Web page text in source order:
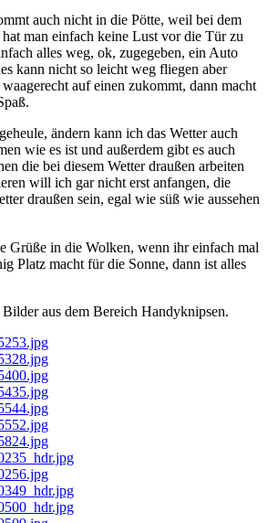
auch nicht in die Pötte, weil bei dem
man einfach keine Lust vor die Tür zu
alles weg, ok, zugegeben, ein Auto
kann nicht so leicht weg fliegen aber
auf einen zukommt, dann macht
ändern kann ich das Wetter auch
wie es ist und außerdem gibt es auch
die bei diesem Wetter draußen arbeiten
will ich gar nicht erst anfangen, die
draußen sein, egal wie süß wie aussehen
Grüße in die Wolken, wenn ihr einfach mal
Platz macht für die Sonne, dann ist alles
aus dem Bereich Handyknipsen.